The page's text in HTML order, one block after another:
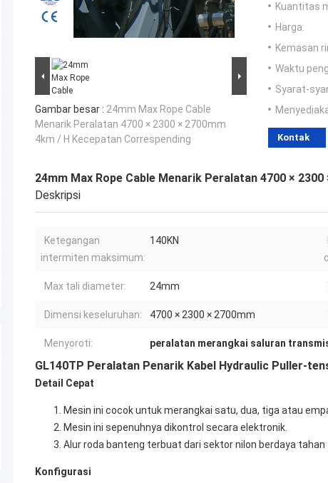
Gambar besar : 24mm Max Rope Cable
Menarik Peralatan 4700 × 2300 × 2700mm
4km / H Kecepatan Correspending
Kuantitas
Harga:
Kemasan
Waktu
Syarat-
Kontak
24mm Max Rope Cable Menarik Peralatan 4700 ×
Deskripsi
Ketegangan
intermiten maksimum:
140KN
Max tali diameter: 24mm
Dimensi keseluruhan: 4700 × 2300 × 2700mm
Menyoroti: peralatan merangkai saluran
GL140TP Peralatan Penarik Kabel Hydraulic Puller-
Detail Cepat
Mesin ini cocok untuk merangkai satu, dua, tiga atau
Mesin ini sepenuhnya dikontrol secara elektronik.
Alur roda banteng terbuat dari sektor nilon berdaya
Konfigurasi